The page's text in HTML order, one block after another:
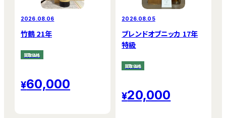
2026.08.06
竹鶴 21年
買取価格
60,000
2026.08.05
ブレンドオブニッカ 17年
特級
買取価格
20,000